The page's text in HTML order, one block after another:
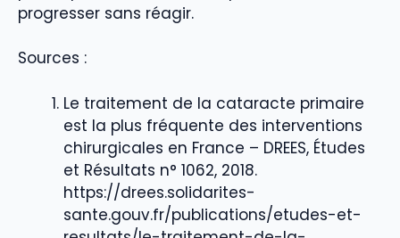
progresser sans réagir.
Sources :
Le traitement de la cataracte primaire
est la plus fréquente des interventions
chirurgicales en France – DREES, Études
et Résultats n° 1062, 2018.
https://drees.solidarites-
sante.gouv.fr/publications/etudes-et-